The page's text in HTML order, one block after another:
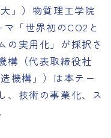
」）物質理工学院
「世界初のCO2と
の実用化」が採択さ
構（代表取締役社
機構」）は本テー
、技術の事業化、ス